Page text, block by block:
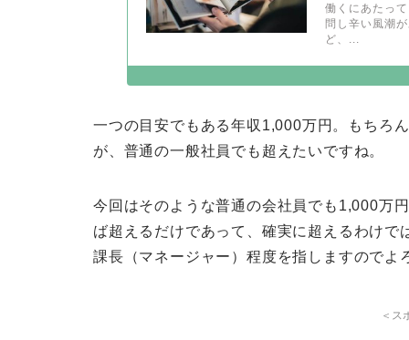
働くにあたっ
問し辛い風潮
ど、...
一つの目安でもある年収1,000万円。もちろ
が、普通の一般社員でも超えたいですね。
今回はそのような普通の会社員でも1,000万
ば超えるだけであって、確実に超えるわけ
課長（マネージャー）程度を指しますのでよ
＜ス